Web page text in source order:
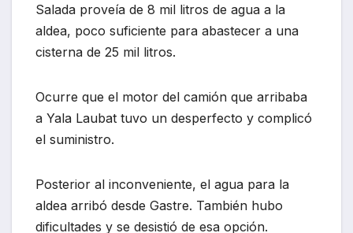
Salada proveía de 8 mil litros de agua a la
aldea, poco suficiente para abastecer a una
cisterna de 25 mil litros.
Ocurre que el motor del camión que arribaba
a Yala Laubat tuvo un desperfecto y complicó
el suministro.
Posterior al inconveniente, el agua para la
aldea arribó desde Gastre. También hubo
dificultades y se desistió de esa opción.